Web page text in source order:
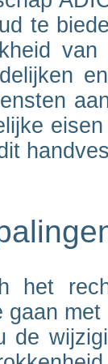
te
het
de